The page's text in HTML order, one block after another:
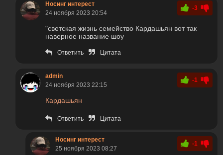
Носинг интерест
24 ноября 2023 20:54
-3
"светская жизнь семейство Кардашьян вот так
наверное название шоу
Ответить Цитата
admin
24 ноября 2023 22:15
-1
Кардашьян
Ответить Цитата
Носинг интерест
25 ноября 2023 08:27
-1